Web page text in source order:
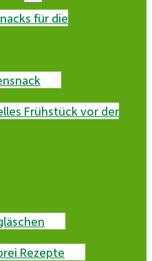
für die
Frühstück vor der
Rezepte